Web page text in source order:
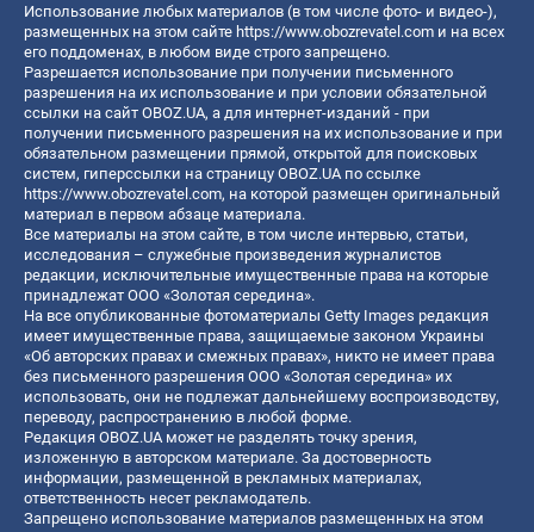
Использование любых материалов (в том числе фото- и видео-),
размещенных на этом сайте https://www.obozrevatel.com и на всех
его поддоменах, в любом виде строго запрещено.
Разрешается использование при получении письменного
разрешения на их использование и при условии обязательной
ссылки на сайт OBOZ.UA, а для интернет-изданий - при
получении письменного разрешения на их использование и при
обязательном размещении прямой, открытой для поисковых
систем, гиперссылки на страницу OBOZ.UA по ссылке
https://www.obozrevatel.com, на которой размещен оригинальный
материал в первом абзаце материала.
Все материалы на этом сайте, в том числе интервью, статьи,
исследования – служебные произведения журналистов
редакции, исключительные имущественные права на которые
принадлежат ООО «Золотая середина».
На все опубликованные фотоматериалы Getty Images редакция
имеет имущественные права, защищаемые законом Украины
«Об авторских правах и смежных правах», никто не имеет права
без письменного разрешения ООО «Золотая середина» их
использовать, они не подлежат дальнейшему воспроизводству,
переводу, распространению в любой форме.
Редакция OBOZ.UA может не разделять точку зрения,
изложенную в авторском материале. За достоверность
информации, размещенной в рекламных материалах,
ответственность несет рекламодатель.
Запрещено использование материалов размещенных на этом